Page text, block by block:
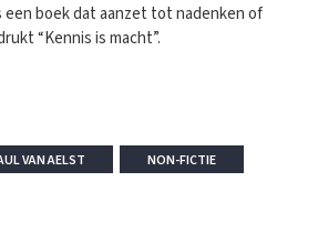
een boek dat aanzet tot nadenken of
“Kennis is macht”.
VAN AELST NON-FICTIE